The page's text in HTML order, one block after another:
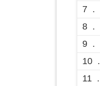
7 .
8 .
9 .
10 .
11 .